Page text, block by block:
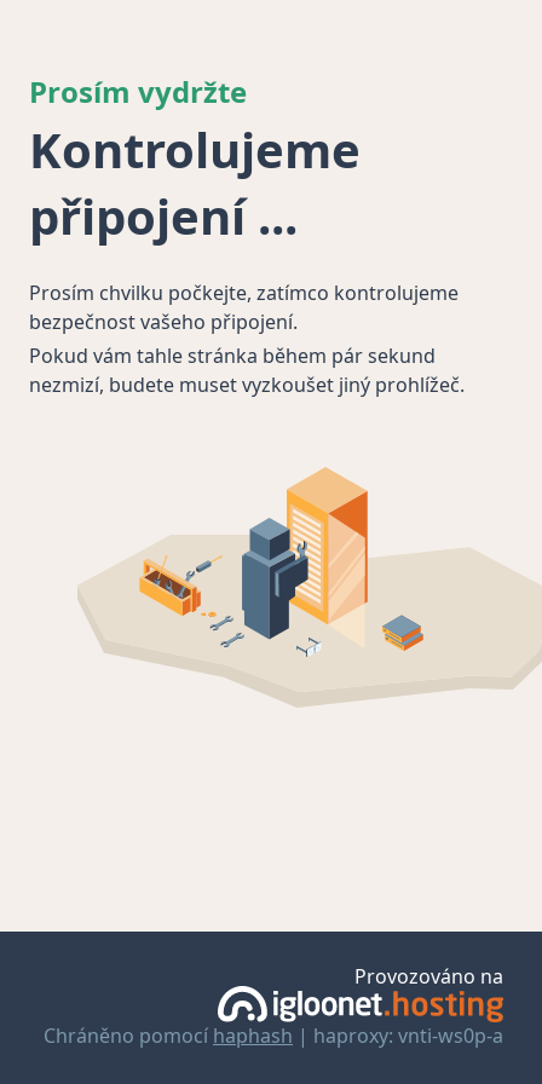
Prosím vydržte
Kontrolujeme
připojení
Prosím chvilku počkejte, zatímco kontrolujeme
bezpečnost vašeho připojení.
Pokud vám tahle stránka během pár sekund
nezmizí, budete muset vyzkoušet jiný prohlížeč.
Provozováno na
Chráněno pomocí haphash | haproxy: vnti-ws0p-a